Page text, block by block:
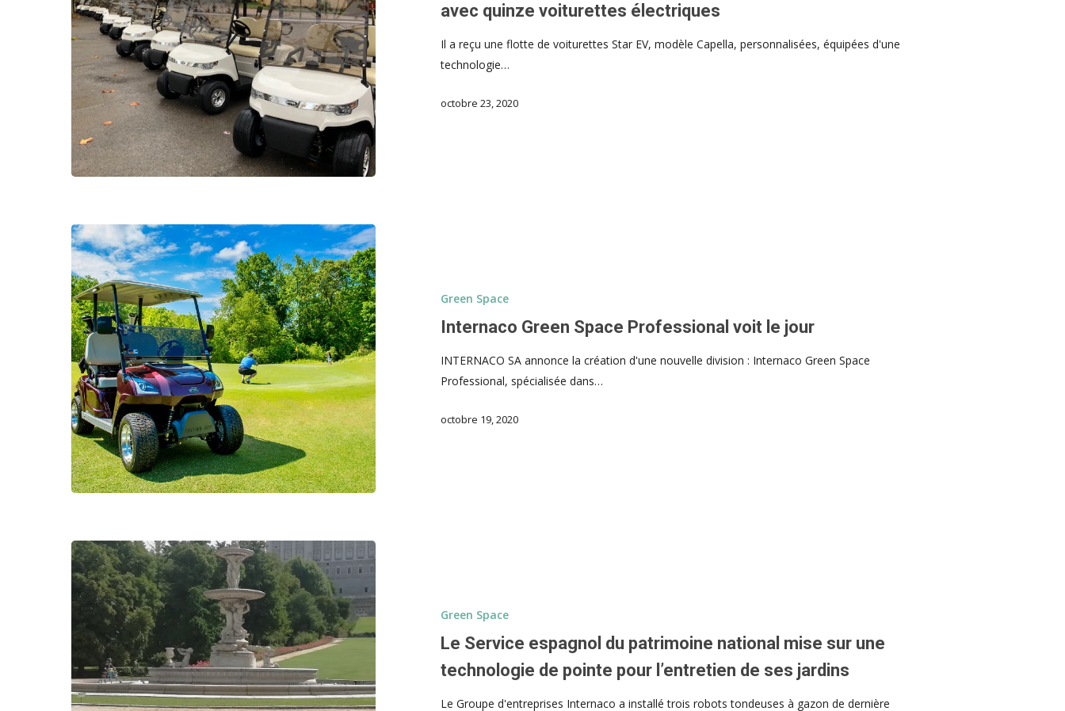
avec quinze voiturettes électriques
Il a reçu une flotte de voiturettes Star EV, modèle Capella, personnalisées, équipées d'une
technologie…
octobre 23, 2020
Green Space
Internaco Green Space Professional voit le jour
INTERNACO SA annonce la création d'une nouvelle division : Internaco Green Space
Professional, spécialisée dans…
octobre 19, 2020
Green Space
Le Service espagnol du patrimoine national mise sur une
technologie de pointe pour l’entretien de ses jardins
Le Groupe d'entreprises Internaco a installé trois robots tondeuses à gazon de dernière